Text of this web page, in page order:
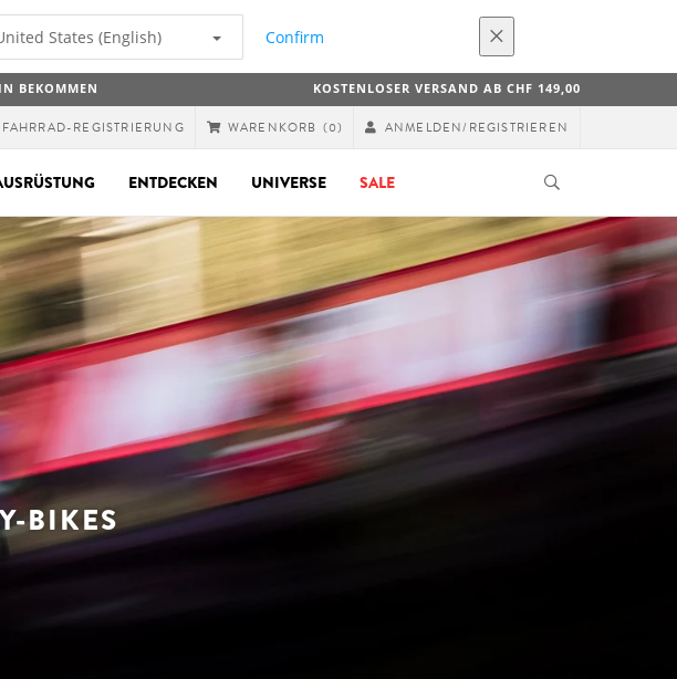
States (English) Confirm
BEKOMMEN KOSTENLOSER VERSAND AB CHF 149,00
FAHRRAD-REGISTRIERUNG WARENKORB (0) ANMELDEN/REGISTRIEREN
ENTDECKEN UNIVERSE SALE
BIKES